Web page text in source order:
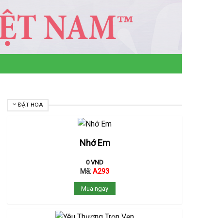
ĐẶT HOA
Nhớ Em
0VND
Mã:A293
Mua ngay